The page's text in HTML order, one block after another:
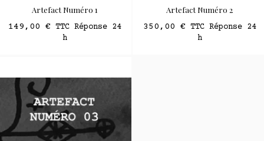
Artefact Numéro 1
149,00 € TTC Réponse 24
h
Artefact Numéro 2
350,00 € TTC Réponse 24
h